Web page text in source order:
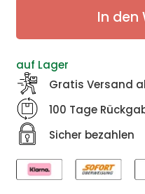
In den
auf Lager
Gratis Versand
100 Tage
Sicher bezahlen